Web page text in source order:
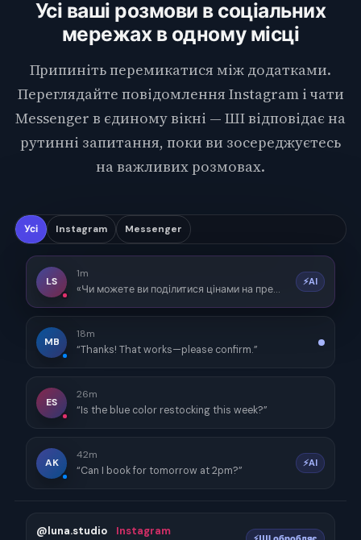
Усі ваші розмови в соціальних
мережах в одному місці
Припиніть перемикатися між додатками.
Переглядайте повідомлення Instagram і чати
Messenger в єдиному вікні — ШІ відповідає на
рутинні запитання, поки ви зосереджуєтесь
на важливих розмовах.
Усі Instagram Messenger
LS
1m
«Чи можете ви поділитися цінами на преміум-пакет?»
⚡AI
MB
18m
“Thanks! That works—please confirm.”
ES
26m
“Is the blue color restocking this week?”
AK
42m
“Can I book for tomorrow at 2pm?”
⚡AI
@luna.studio Instagram